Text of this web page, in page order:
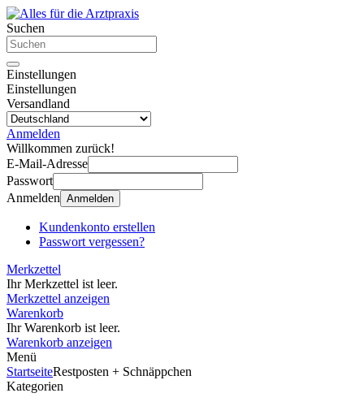
Suchen
Einstellungen
Einstellungen
Versandland
Anmelden
Willkommen zurück!
E-Mail-Adresse
Passwort
Anmelden Anmelden
Kundenkonto erstellen
Passwort vergessen?
Merkzettel
Ihr Merkzettel ist leer.
Merkzettel anzeigen
Warenkorb
Ihr Warenkorb ist leer.
Warenkorb anzeigen
Menü
StartseiteRestposten + Schnäppchen
Kategorien